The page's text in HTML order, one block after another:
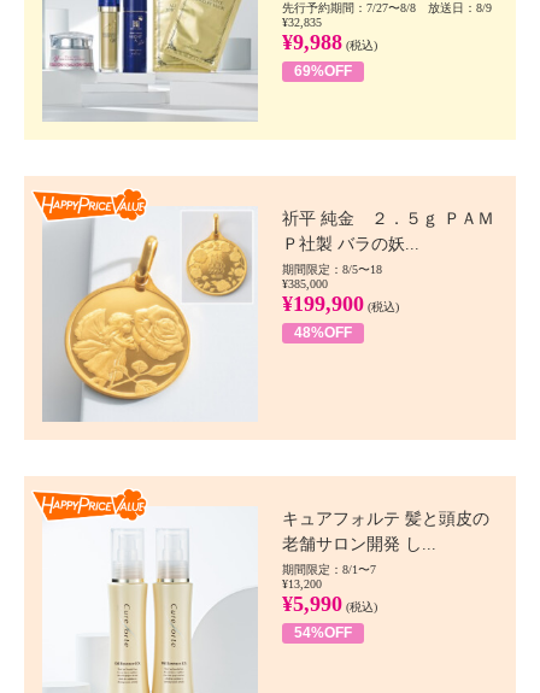
先行予約期間：7/27〜8/8 放送日：8/9
¥32,835
¥9,988 (税込)
69%OFF
祈平 純金 ２．５ｇ ＰＡＭ
Ｐ社製 バラの妖...
期間限定：8/5〜18
¥385,000
¥199,900 (税込)
48%OFF
キュアフォルテ 髪と頭皮の
老舗サロン開発 し...
期間限定：8/1〜7
¥13,200
¥5,990 (税込)
54%OFF